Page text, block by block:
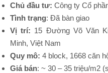
Chủ đầu tư: Công ty Cổ
Tình trạng: Đã bàn giao
Vị trí: 15 Đường Võ Văn
Minh, Việt Nam
Quy mô: 4 block, 1668 căn
Giá bán: ~ 30 – 35 triệu/m2